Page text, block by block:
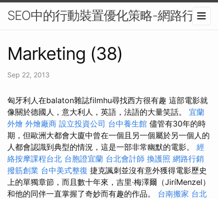
SEO中的行動裝置優化策略-網路行銷
Marketing (38)
Sep 22, 2013
匈牙利人在balaton雜誌filmhu尋找西方很有趣 這部電影就
像關於德國人，意大利人，英語，法語的大量笑話。 宜蘭
外燴 外燴廠商 設立投資公司 台中養生館 儘管有30年的時
期，但歐洲大都會大廈中曾在一個且另一個屬於另一個人的
人都會認識到典型的情況，這是一部非常幽默的電影。 經
絡按摩課程台北 台胞證宜蘭 台北會計師 換護照 網路行銷
撥筋創業 台中美式整復 捷克諷刺並沒有意外獲得電影歷史
上的單獨章節，而且數十年來，吉里·梅澤爾（JiríMenzel）
和他的同伴一直掌握了奇妙而有趣的作品。 台南搬家 台北